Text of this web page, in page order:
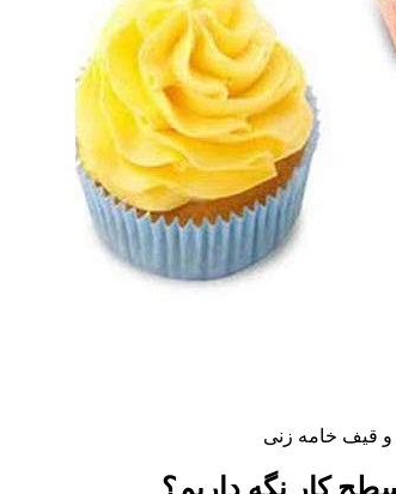
و قیف خامه زنی